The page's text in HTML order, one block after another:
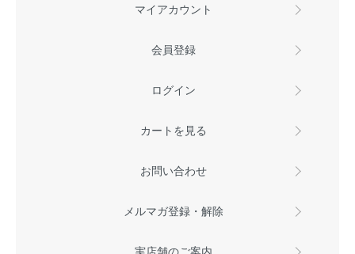
マイアカウント
会員登録
ログイン
カートを見る
お問い合わせ
メルマガ登録・解除